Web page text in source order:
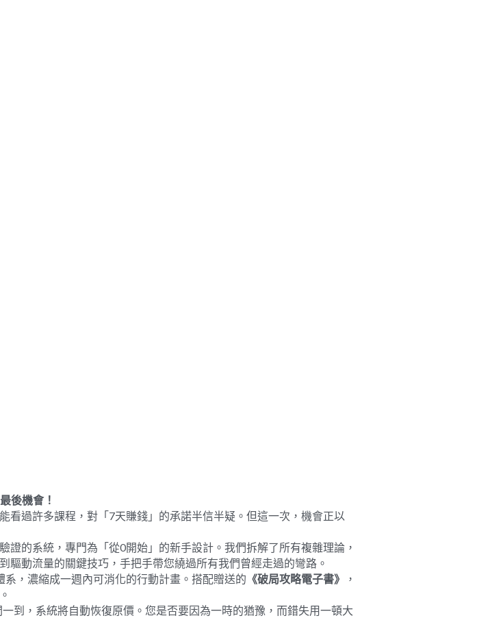
後機會！
看過許多課程，對「7天賺錢」的承諾半信半疑。但這一次，機會正以
證的系統，專門為「從0開始」的新手設計。我們拆解了所有複雜理論，
驅動流量的關鍵技巧，手把手帶您繞過所有我們曾經走過的彎路。
，濃縮成一週內可消化的行動計畫。搭配贈送的 《破局攻略電子書》
，
一到，系統將自動恢復原價。您是否要因為一時的猶豫，而錯失用一頓大